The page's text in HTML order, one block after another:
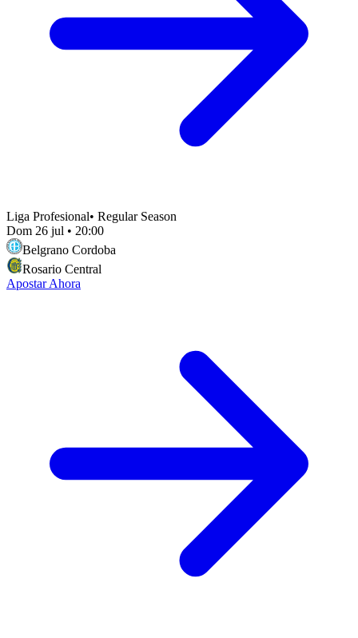
Liga Profesional• Regular Season
Dom 26 jul • 20:00
Belgrano Cordoba
Rosario Central
Apostar Ahora